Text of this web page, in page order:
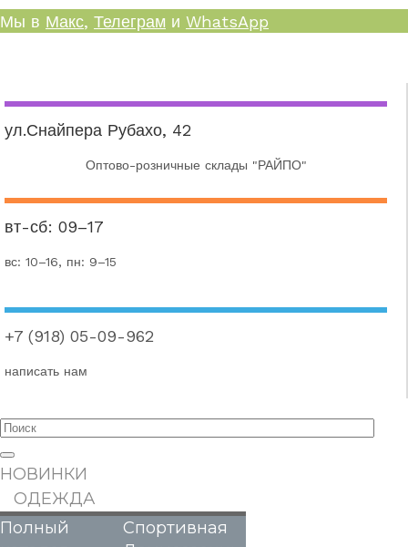
Мы в Макс, Телеграм и WhatsApp
ул.Снайпера Рубахо, 42
Оптово-розничные склады "РАЙПО"
вт-сб: 09–17
вс: 10–16, пн: 9–15
+7 (918) 05-09-962
написать нам
НОВИНКИ
ОДЕЖДА
Полный
Спортивная